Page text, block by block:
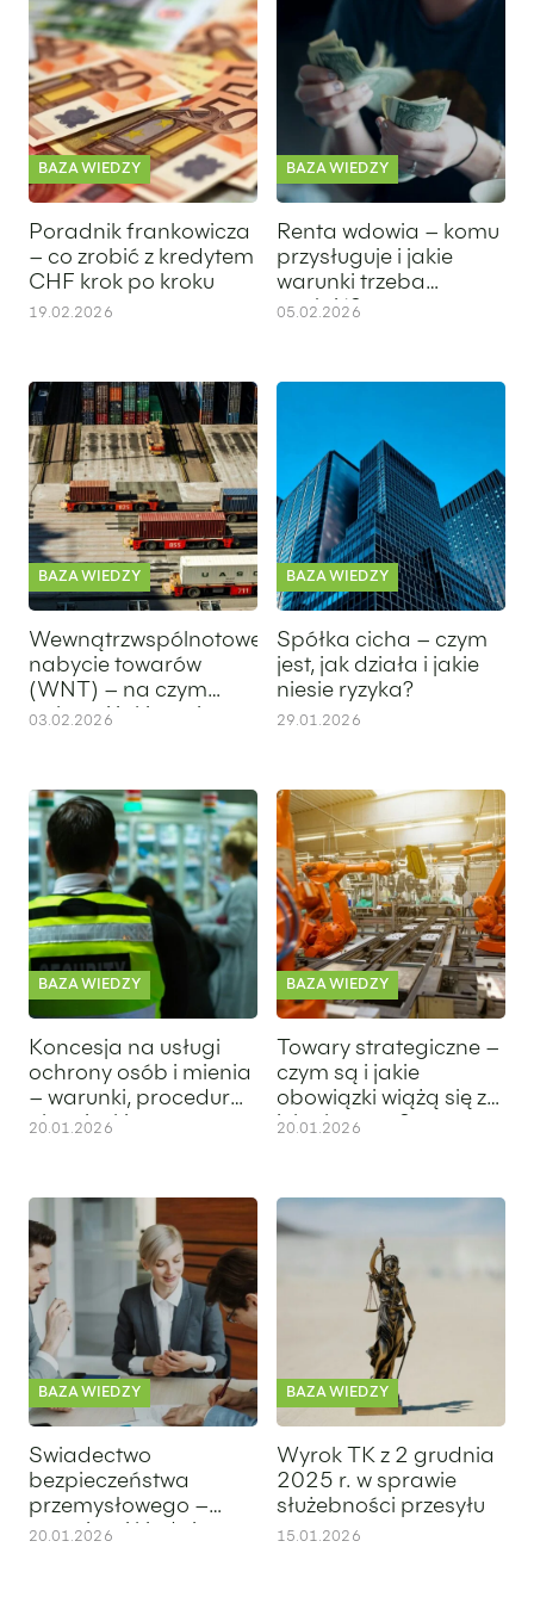
BAZA WIEDZY
Poradnik frankowicza
– co zrobić z kredytem
CHF krok po kroku
19.02.2026
BAZA WIEDZY
Renta wdowia – komu
przysługuje i jakie
warunki trzeba
spełnić?
05.02.2026
Wewnątrzwspólnotowe nabycie towarów (WNT) – na czym
BAZA WIEDZY
Wewnątrzwspólnotowe
nabycie towarów
(WNT) – na czym
polega i jakie są jego
03.02.2026
BAZA WIEDZY
Spółka cicha – czym
jest, jak działa i jakie
niesie ryzyka?
29.01.2026
Koncesja na usługi ochrony osób i mienia – warunki,
BAZA WIEDZY
Koncesja na usługi
ochrony osób i mienia
– warunki, procedura,
obowiązki
20.01.2026
Towary strategiczne – czym
BAZA WIEDZY
Towary strategiczne –
czym są i jakie
obowiązki wiążą się z
ich obrotem?
20.01.2026
Świadectwo bezpieczeństwa przemysłowego – czym jest i
BAZA WIEDZY
Świadectwo
bezpieczeństwa
przemysłowego –
czym jest i kiedy jest
20.01.2026
Wyrok TK z 2 grudnia 2025 r.
BAZA WIEDZY
Wyrok TK z 2 grudnia
2025 r. w sprawie
służebności przesyłu
15.01.2026